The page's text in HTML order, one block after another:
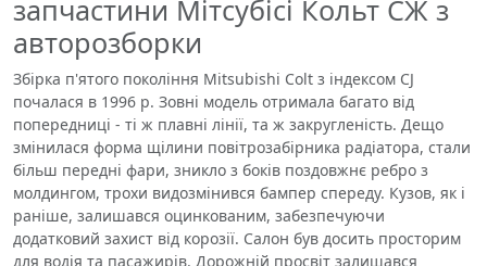
запчастини Мітсубісі Кольт СЖ з
авторозборки
Збірка п'ятого покоління Mitsubishi Colt з індексом CJ
почалася в 1996 р. Зовні модель отримала багато від
попередниці - ті ж плавні лінії, та ж закругленість. Дещо
змінилася форма щілини повітрозабірника радіатора, стали
більш передні фари, зникло з боків поздовжнє ребро з
молдингом, трохи видозмінився бампер спереду. Кузов, як і
раніше, залишався оцинкованим, забезпечуючи
додатковий захист від корозії. Салон був досить просторим
для водія та пасажирів. Дорожній просвіт залишався